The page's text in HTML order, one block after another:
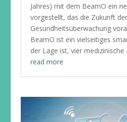
Jahres) mit dem BeamO ein
vorgestellt, das die Zukunft
Gesundheitsüberwachung
BeamO ist ein vielseitiges
der Lage ist, vier medizinische
read more